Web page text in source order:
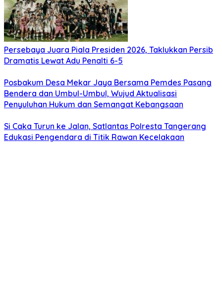
Persebaya Juara Piala Presiden 2026, Taklukkan Persib
Dramatis Lewat Adu Penalti 6-5
Posbakum Desa Mekar Jaya Bersama Pemdes Pasang
Bendera dan Umbul-Umbul, Wujud Aktualisasi
Penyuluhan Hukum dan Semangat Kebangsaan
Si Caka Turun ke Jalan, Satlantas Polresta Tangerang
Edukasi Pengendara di Titik Rawan Kecelakaan